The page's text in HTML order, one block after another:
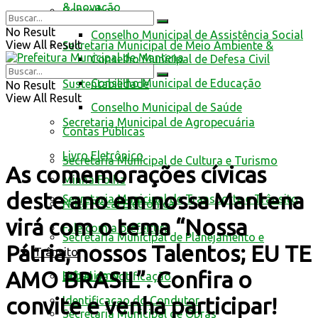
Conselhos
Conselho Municipal de Assistência Social
Conselho Municipal de Defesa Civil
Conselho Municipal de Educação
Conselho Municipal de Saúde
Contas Públicas
Livro Eletrônico
Minha Folha
Nota Fiscal Eletrônica
Fale com a prefeitura
Trânsito
Edital de Notificação
Identificacao do Condutor
& Inovação
Secretaria Municipal de Meio Ambiente &
Sustentabilidade
Secretaria Municipal de Agropecuária
Secretaria Municipal de Cultura e Turismo
Secretaria Municipal de Transporte e Trânsito
Secretaria Municipal de Planejamento e
Urbanismo
Secretaria Municipal de Obras
No Result
View All Result
No Result
View All Result
As comemorações cívicas
deste ano em nossa Mantena
virá com o tema “Nossa
Pátria, nossos Talentos; EU TE
AMO BRASIL”. Confira o
convite e venha participar!